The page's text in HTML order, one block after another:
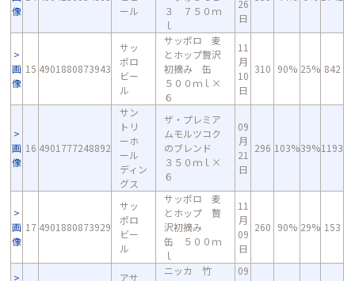
像
ール
３ ７５０ｍ
ｌ
26
日
画
像
15 4901880873943
サッ
ポロ
ビー
ル
サッポロ 麦
とホップ贅沢
初摘み 缶
５００ｍｌ×
６
11
月
10
日
310 90% 25% 842
画
像
16 4901777248892
サン
トリ
ーホ
ール
ディン
グス
ザ・プレミア
ムモルツコク
のブレンド
３５０ｍｌ×
６
09
月
21
日
296 103%39%1193
画
像
17 4901880873929
サッ
ポロ
ビー
ル
サッポロ 麦
とホップ 贅
沢初摘み
缶 ５００ｍ
ｌ
11
月
09
日
260 90% 29% 153
アサ
ニッカ 竹
09